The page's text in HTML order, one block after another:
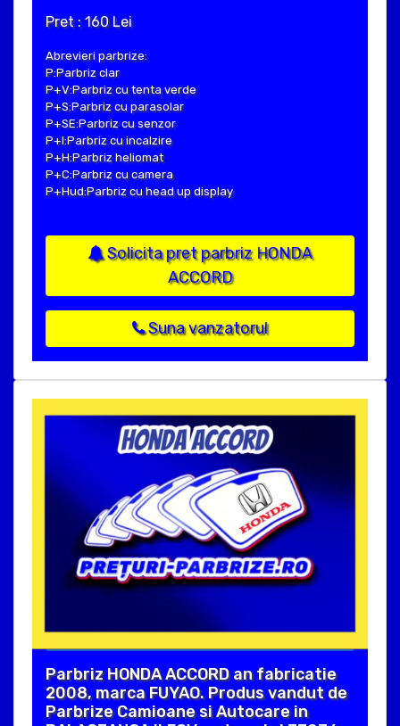
Pret : 160 Lei
Abrevieri parbrize:
P:Parbriz clar
P+V:Parbriz cu tenta verde
P+S:Parbriz cu parasolar
P+SE:Parbriz cu senzor
P+I:Parbriz cu incalzire
P+H:Parbriz heliomat
P+C:Parbriz cu camera
P+Hud:Parbriz cu head up display
Solicita pret parbriz HONDA
ACCORD
Suna vanzatorul
Parbriz HONDA ACCORD an fabricatie
2008, marca FUYAO. Produs vandut de
Parbrize Camioane si Autocare in